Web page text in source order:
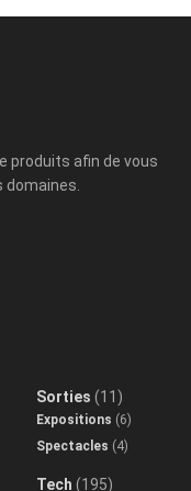
produits afin de vous
Sorties (11)
Expositions (6)
Spectacles (4)
Tech (195)